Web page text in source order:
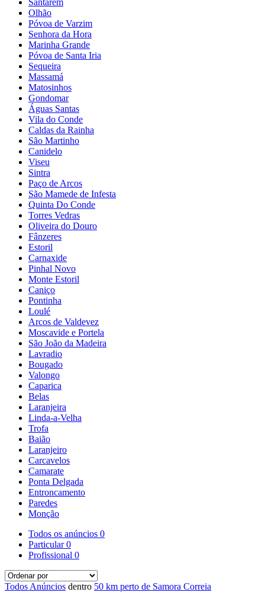
Santarém
Olhão
Póvoa de Varzim
Senhora da Hora
Marinha Grande
Póvoa de Santa Iria
Sequeira
Massamá
Matosinhos
Gondomar
Águas Santas
Vila do Conde
Caldas da Rainha
São Martinho
Canidelo
Viseu
Sintra
Paço de Arcos
São Mamede de Infesta
Quinta Do Conde
Torres Vedras
Oliveira do Douro
Fânzeres
Estoril
Carnaxide
Pinhal Novo
Monte Estoril
Caniço
Pontinha
Loulé
Arcos de Valdevez
Moscavide e Portela
São João da Madeira
Lavradio
Bougado
Valongo
Caparica
Belas
Laranjeira
Linda-a-Velha
Trofa
Baião
Laranjeiro
Carcavelos
Camarate
Ponta Delgada
Entroncamento
Paredes
Monção
Todos os anúncios 0
Particular0
Profissional 0
Todos Anúncios dentro 50 km perto de Samora Correia